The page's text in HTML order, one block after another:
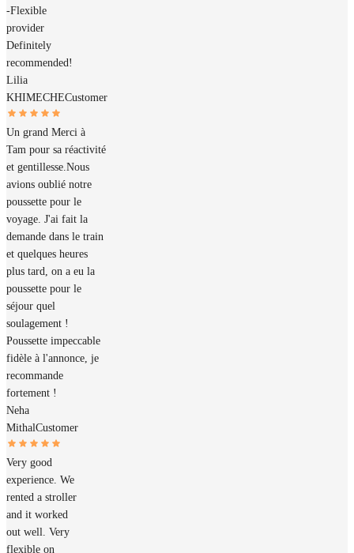
-Flexible
provider
Definitely
recommended!
Lilia
KHIMECHECustomer
Un grand Merci à
Tam pour sa réactivité
et gentillesse.Nous
avions oublié notre
poussette pour le
voyage. J'ai fait la
demande dans le train
et quelques heures
plus tard, on a eu la
poussette pour le
séjour quel
soulagement !
Poussette impeccable
fidèle à l'annonce, je
recommande
fortement !
Neha
MithalCustomer
Very good
experience. We
rented a stroller
and it worked
out well. Very
flexible on